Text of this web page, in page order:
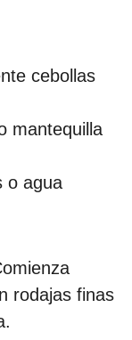
cebollas
mantequilla
o agua
rodajas finas